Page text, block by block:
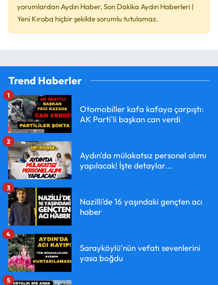
yorumlardan Aydın Haber, Son Dakika Aydın Haberleri |
Yeni Kıroba hiçbir şekilde sorumlu tutulamaz.
Trend Haberler
Otomobiller kafa kafaya çarpıştı:
AK Parti'li başkan can verdi
1
Aydın'da mülakatsız personel alımı
yapılacak! İşte detaylar...
2
Nazilli’de 16 yaşındaki gençten acı
haber
3
Sarayköylü'nün vefatı sevenlerini
yasa boğdu
4
5